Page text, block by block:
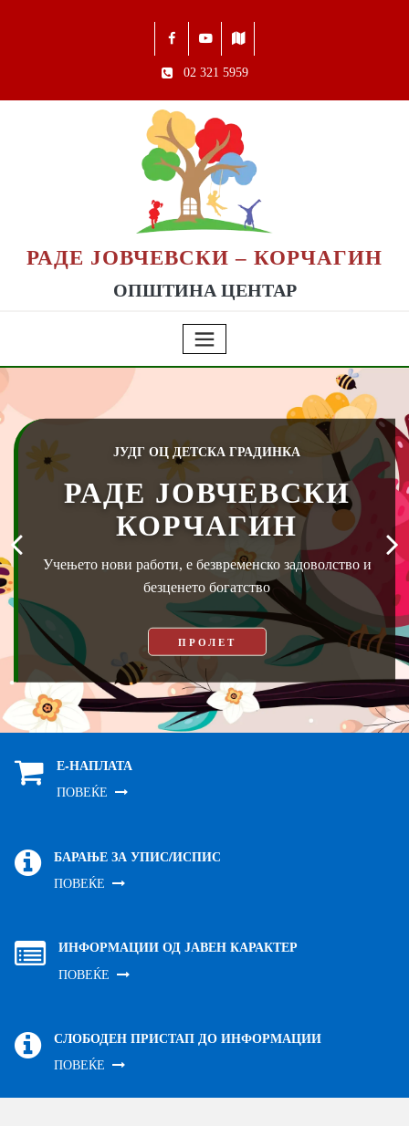
02 321 5959
РАДЕ ЈОВЧЕВСКИ – КОРЧАГИН
ОПШТИНА ЦЕНТАР
ЈУДГ ОЦ ДЕТСКА ГРАДИНКА
РАДЕ ЈОВЧЕВСКИ
КОРЧАГИН
Учењето нови работи, е безвременско задоволство и
безценето богатство
ПРОЛЕТ
Е-НАПЛАТА
ПОВЕЌЕ
БАРАЊЕ ЗА УПИС/ИСПИС
ПОВЕЌЕ
ИНФОРМАЦИИ ОД ЈАВЕН КАРАКТЕР
ПОВЕЌЕ
СЛОБОДЕН ПРИСТАП ДО ИНФОРМАЦИИ
ПОВЕЌЕ